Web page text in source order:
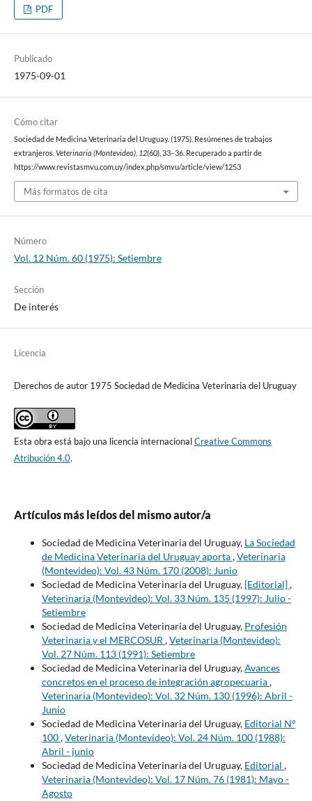
PDF
Publicado
1975-09-01
Cómo citar
Sociedad de Medicina Veterinaria del Uruguay. (1975). Resúmenes de trabajos
extranjeros. Veterinaria (Montevideo), 12(60), 33–36. Recuperado a partir de
https://www.revistasmvu.com.uy/index.php/smvu/article/view/1253
Más formatos de cita
Número
Vol. 12 Núm. 60 (1975): Setiembre
Sección
De interés
Licencia
Derechos de autor 1975 Sociedad de Medicina Veterinaria del Uruguay
Esta obra está bajo una licencia internacionalCreative Commons
Atribución 4.0.
Artículos más leídos del mismo autor/a
Sociedad de Medicina Veterinaria del Uruguay, La Sociedad
de Medicina Veterinaria del Uruguay aporta,Veterinaria
(Montevideo): Vol. 43 Núm. 170 (2008): Junio
Sociedad de Medicina Veterinaria del Uruguay, [Editorial],
Veterinaria (Montevideo): Vol. 33 Núm. 135 (1997): Julio -
Setiembre
Sociedad de Medicina Veterinaria del Uruguay, Profesión
Veterinaria y el MERCOSUR ,Veterinaria (Montevideo):
Vol. 27 Núm. 113 (1991): Setiembre
Sociedad de Medicina Veterinaria del Uruguay,Avances
concretos en el proceso de integración agropecuaria,
Veterinaria (Montevideo): Vol. 32 Núm. 130 (1996): Abril -
Junio
Sociedad de Medicina Veterinaria del Uruguay, Editorial Nº
100,Veterinaria (Montevideo): Vol. 24 Núm. 100 (1988):
Abril - junio
Sociedad de Medicina Veterinaria del Uruguay, Editorial ,
Veterinaria (Montevideo): Vol. 17 Núm. 76 (1981): Mayo -
Agosto